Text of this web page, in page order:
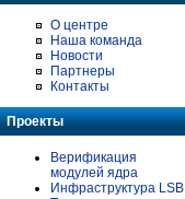
О центре
Наша команда
Новости
Партнеры
Контакты
Проекты
Верификация
модулей ядра
Инфраструктура LSB